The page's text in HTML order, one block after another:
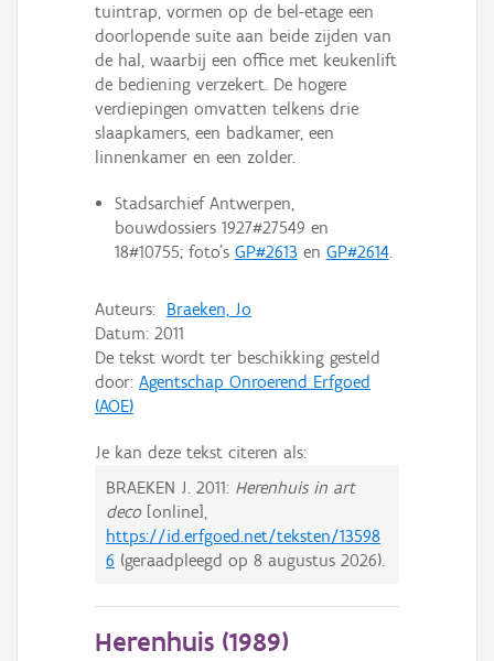
tuintrap, vormen op de bel-etage een
doorlopende suite aan beide zijden van
de hal, waarbij een office met keukenlift
de bediening verzekert. De hogere
verdiepingen omvatten telkens drie
slaapkamers, een badkamer, een
linnenkamer en een zolder.
Stadsarchief Antwerpen,
bouwdossiers 1927#27549 en
18#10755; foto's GP#2613 en GP#2614.
Auteurs: Braeken, Jo
Datum: 2011
De tekst wordt ter beschikking gesteld
door: Agentschap Onroerend Erfgoed
(AOE)
Je kan deze tekst citeren als:
BRAEKEN J. 2011: Herenhuis in art
deco[online],
https://id.erfgoed.net/teksten/13598
6 (geraadpleegd op 8 augustus 2026).
Herenhuis (1989)